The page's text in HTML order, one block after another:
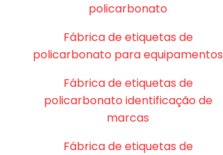
policarbonato
Fábrica de etiquetas de
policarbonato para equipamentos
Fábrica de etiquetas de
policarbonato identificação de
marcas
Fábrica de etiquetas de